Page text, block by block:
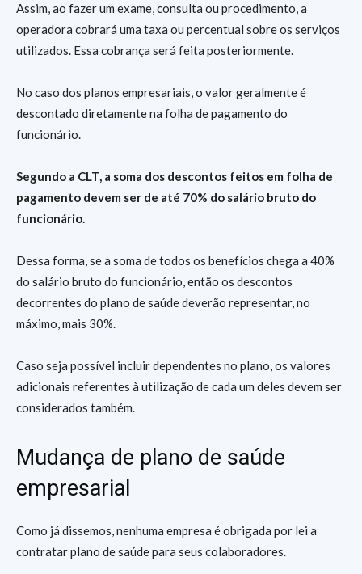
Assim, ao fazer um exame, consulta ou procedimento, a
operadora cobrará uma taxa ou percentual sobre os serviços
utilizados. Essa cobrança será feita posteriormente.
No caso dos planos empresariais, o valor geralmente é
descontado diretamente na folha de pagamento do
funcionário.
Segundo a CLT, a soma dos descontos feitos em folha de
pagamento devem ser de até 70% do salário bruto do
funcionário.
Dessa forma, se a soma de todos os benefícios chega a 40%
do salário bruto do funcionário, então os descontos
decorrentes do plano de saúde deverão representar, no
máximo, mais 30%.
Caso seja possível incluir dependentes no plano, os valores
adicionais referentes à utilização de cada um deles devem ser
considerados também.
Mudança de plano de saúde
empresarial
Como já dissemos, nenhuma empresa é obrigada por lei a
contratar plano de saúde para seus colaboradores.